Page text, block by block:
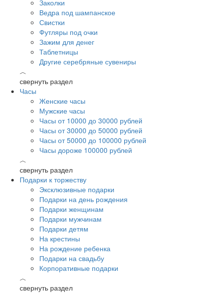
Заколки
Ведра под шампанское
Свистки
Футляры под очки
Зажим для денег
Таблетницы
Другие серебряные сувениры
︿
свернуть раздел
Часы
Женские часы
Мужские часы
Часы от 10000 до 30000 рублей
Часы от 30000 до 50000 рублей
Часы от 50000 до 100000 рублей
Часы дороже 100000 рублей
︿
свернуть раздел
Подарки к торжеству
Эксклюзивные подарки
Подарки на день рождения
Подарки женщинам
Подарки мужчинам
Подарки детям
На крестины
На рождение ребенка
Подарки на свадьбу
Корпоративные подарки
︿
свернуть раздел